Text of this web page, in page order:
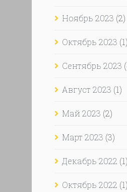
Ноябрь 2023 (2)
Октябрь 2023 (1)
Сентябрь 2023
Август 2023 (1)
Май 2023 (2)
Март 2023 (3)
Декабрь 2022 (1)
Октябрь 2022 (1)